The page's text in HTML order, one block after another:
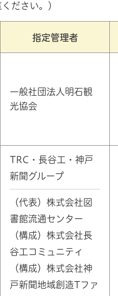
ださい。）
指定管理者
一般社団法人明石観
光協会
TRC・長谷工・神戸
新聞グループ
（代表）株式会社図
書館流通センター
（構成）株式会社長
谷工コミュニティ
（構成）株式会社神
戸新聞地域創造Tファ